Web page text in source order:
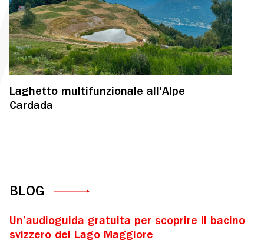
Laghetto multifunzionale all'Alpe
Cardada
BLOG
Un’audioguida gratuita per scoprire il bacino
svizzero del Lago Maggiore